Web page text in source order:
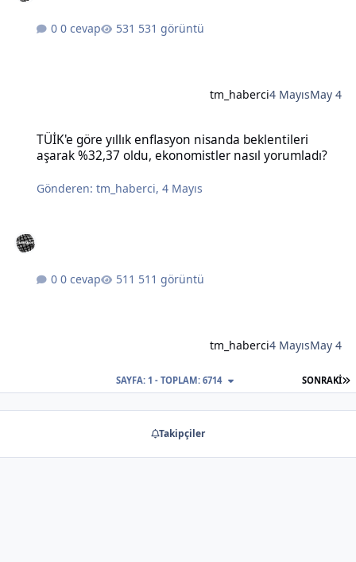
0 cevap 531 görüntü
tm_haberci4 MayısMay 4
TÜİK'e göre yıllık enflasyon nisanda beklentileri
aşarak %32,37 oldu, ekonomistler nasıl yorumladı?
Gönderen:tm_haberci,4 Mayıs
0 cevap 511 görüntü
tm_haberci4 MayısMay 4
SONRAKI
SAYFA: 1 - TOPLAM: 6714
Takipçiler